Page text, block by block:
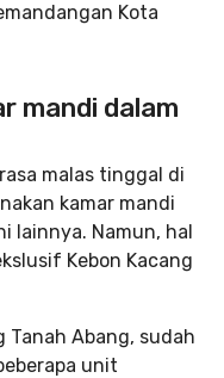
Kota
mandi dalam
malas tinggal di
kamar mandi
lainnya. Namun, hal
Kebon Kacang
Tanah Abang, sudah
unit